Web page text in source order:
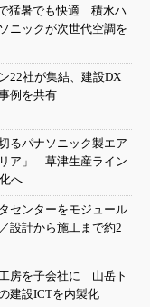
猛暑でも快適 積水ハ
ニックが次世代空調を
22社が集結、建設DX
例を共有
るパナソニック製エア
ア」 草津生産ライン
へ
センターをモジュール
設計から施工まで約2
房を子会社に 山岳ト
建設ICTを内製化